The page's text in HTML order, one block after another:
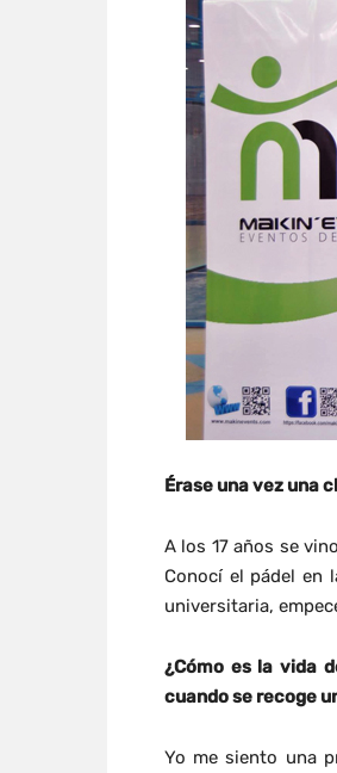
Érase una vez una
A los 17 años se
Conocí el pádel en
universitaria,
¿Cómo es la vida
cuando se recoge
Yo me siento una